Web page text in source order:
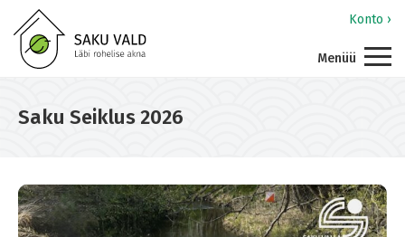
Konto ›
Menüü
Saku Seiklus 2026